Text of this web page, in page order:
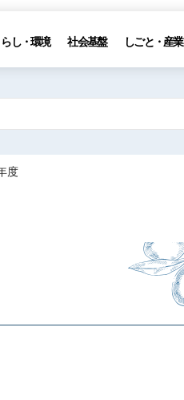
らし・環境 社会基盤 しごと・産業
度